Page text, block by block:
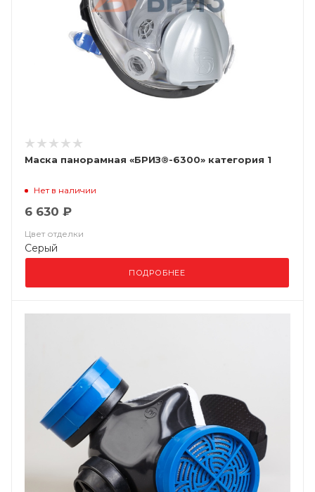
Маска панорамная «БРИЗ®-6300» категория 1
Нет в наличии
6 630 ₽
Цвет отделки
Серый
ПОДРОБНЕЕ